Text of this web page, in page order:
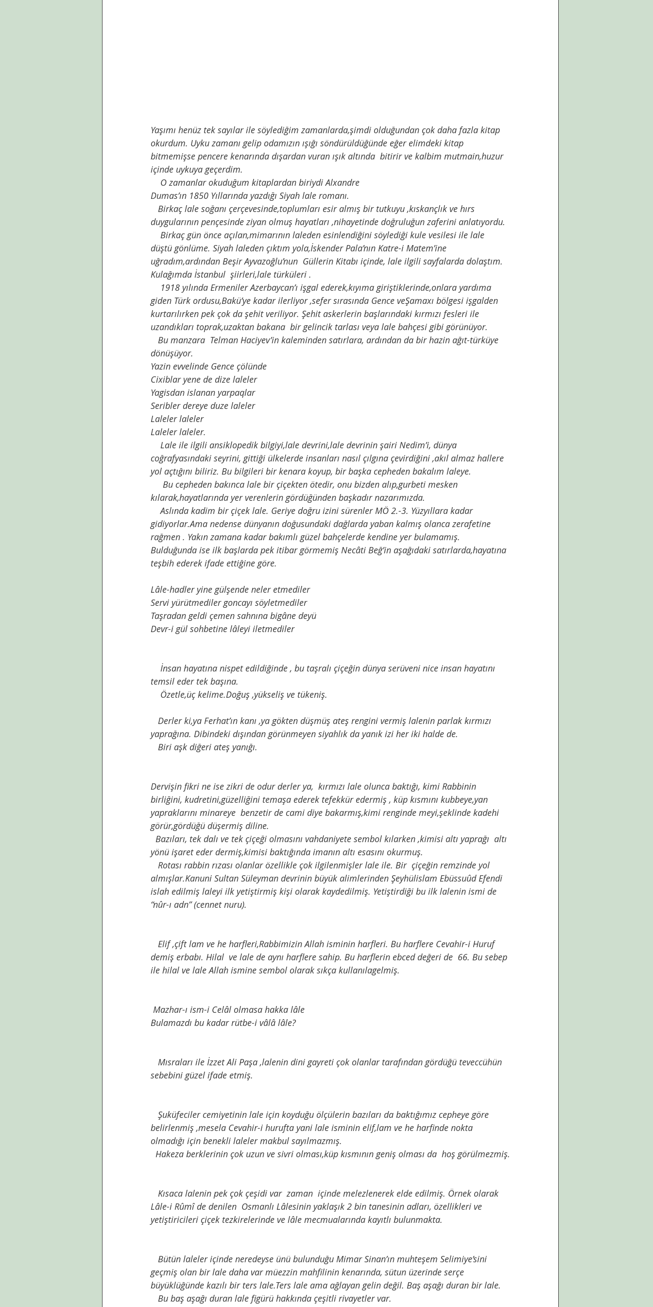
Yaşımı henüz tek sayılar ile söylediğim zamanlarda,şimdi olduğundan çok daha fazla kitap
okurdum. Uyku zamanı gelip odamızın ışığı söndürüldüğünde eğer elimdeki kitap
bitmemişse pencere kenarında dışardan vuran ışık altında  bitirir ve kalbim mutmain,huzur
içinde uykuya geçerdim.
    O zamanlar okuduğum kitaplardan biriydi Alxandre
Dumas’ın 1850 Yıllarında yazdığı Siyah lale romanı.
duygularının pençesinde ziyan olmuş hayatları ,nihayetinde doğruluğun zaferini anlatıyordu.
düştü gönlüme. Siyah laleden çıktım yola,İskender Pala’nın Katre-i Matem’ine
uğradım,ardından Beşir Ayvazoğlu’nun  Güllerin Kitabı içinde, lale ilgili sayfalarda dolaştım.
Kulağımda İstanbul  şiirleri,lale türküleri .
giden Türk ordusu,Bakü’ye kadar ilerliyor ,sefer sırasında Gence veŞamaxı bölgesi işgalden
kurtarılırken pek çok da şehit veriliyor. Şehit askerlerin başlarındaki kırmızı fesleri ile
uzandıkları toprak,uzaktan bakana  bir gelincik tarlası veya lale bahçesi gibi görünüyor.
dönüşüyor.
Yazin evvelinde Gence çölünde
Cixiblar yene de dize laleler
Yagisdan islanan yarpaqlar
Seribler dereye duze laleler
Laleler laleler
Laleler laleler.
coğrafyasındaki seyrini, gittiği ülkelerde insanları nasıl çılgına çevirdiğini ,akıl almaz hallere
yol açtığını biliriz. Bu bilgileri bir kenara koyup, bir başka cepheden bakalım laleye.
kılarak,hayatlarında yer verenlerin gördüğünden başkadır nazarımızda.
    Aslında kadim bir çiçek lale. Geriye doğru izini sürenler MÖ 2.-3. Yüzyıllara kadar
gidiyorlar.Ama nedense dünyanın doğusundaki dağlarda yaban kalmış olanca zerafetine
rağmen . Yakın zamana kadar bakımlı güzel bahçelerde kendine yer bulamamış.
Bulduğunda ise ilk başlarda pek itibar görmemiş Necâti Beğ’in aşağıdaki satırlarda,hayatına
teşbih ederek ifade ettiğine göre.
Lâle-hadler yine gülşende neler etmediler
Servi yürütmediler goncayı söyletmediler
Taşradan geldi çemen sahnına bigâne deyü
Devr-i gül sohbetine lâleyi iletmediler
temsil eder tek başına.
    Özetle,üç kelime.Doğuş ,yükseliş ve tükeniş.
yaprağına. Dibindeki dışından görünmeyen siyahlık da yanık izi her iki halde de.
   Biri aşk diğeri ateş yanığı.
Dervişin fikri ne ise zikri de odur derler ya,  kırmızı lale olunca baktığı, kimi Rabbinin
birliğini, kudretini,güzelliğini temaşa ederek tefekkür edermiş , küp kısmını kubbeye,yan
yapraklarını minareye  benzetir de cami diye bakarmış,kimi renginde meyi,şeklinde kadehi
görür,gördüğü düşermiş diline.
yönü işaret eder dermiş,kimisi baktığında imanın altı esasını okurmuş.
almışlar.Kanuni Sultan Süleyman devrinin büyük alimlerinden Şeyhülislam Ebüssuûd Efendi
islah edilmiş laleyi ilk yetiştirmiş kişi olarak kaydedilmiş. Yetiştirdiği bu ilk lalenin ismi de
“nûr-ı adn” (cennet nuru).
demiş erbabı. Hilal  ve lale de aynı harflere sahip. Bu harflerin ebced değeri de  66. Bu sebep
ile hilal ve lale Allah ismine sembol olarak sıkça kullanılagelmiş.
Mazhar-ı ism-i Celâl olmasa hakka lâle
Bulamazdı bu kadar rütbe-i vâlâ lâle?
sebebini güzel ifade etmiş.
belirlenmiş ,mesela Cevahir-i hurufta yani lale isminin elif,lam ve he harfinde nokta
olmadığı için benekli laleler makbul sayılmazmış.
  Hakeza berklerinin çok uzun ve sivri olması,küp kısmının geniş olması da  hoş görülmezmiş.
Lâle-i Rûmî de denilen  Osmanlı Lâlesinin yaklaşık 2 bin tanesinin adları, özellikleri ve
yetiştiricileri çiçek tezkirelerinde ve lâle mecmualarında kayıtlı bulunmakta.
geçmiş olan bir lale daha var müezzin mahfilinin kenarında, sütun üzerinde serçe
büyüklüğünde kazılı bir ters lale.Ters lale ama ağlayan gelin değil. Baş aşağı duran bir lale.
   Bu baş aşağı duran lale figürü hakkında çeşitli rivayetler var.